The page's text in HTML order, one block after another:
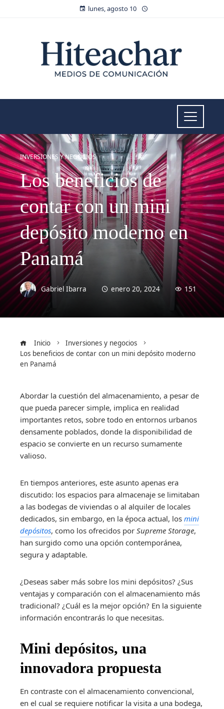
lunes, agosto 10
INVERSIONES Y NEGOCIOS
Los beneficios de
contar con un mini
depósito moderno en
Panamá
Gabriel Ibarra enero 20, 2024 151
Inicio
Inversiones y negocios
Los beneficios de contar con un mini depósito moderno
en Panamá
Abordar la cuestión del almacenamiento, a pesar de
que pueda parecer simple, implica en realidad
importantes retos, sobre todo en entornos urbanos
densamente poblados, donde la disponibilidad de
espacio se convierte en un recurso sumamente
valioso.
En tiempos anteriores, este asunto apenas era
discutido: los espacios para almacenaje se limitaban
a las bodegas de viviendas o al alquiler de locales
dedicados, sin embargo, en la época actual, los mini
depósitos, como los ofrecidos por Supreme Storage,
han surgido como una opción contemporánea,
segura y adaptable.
¿Deseas saber más sobre los mini depósitos? ¿Sus
ventajas y comparación con el almacenamiento más
tradicional? ¿Cuál es la mejor opción? En la siguiente
información encontrarás lo que necesitas.
Mini depósitos, una
innovadora propuesta
En contraste con el almacenamiento convencional,
en el cual se requiere notificar la visita a una bodega,